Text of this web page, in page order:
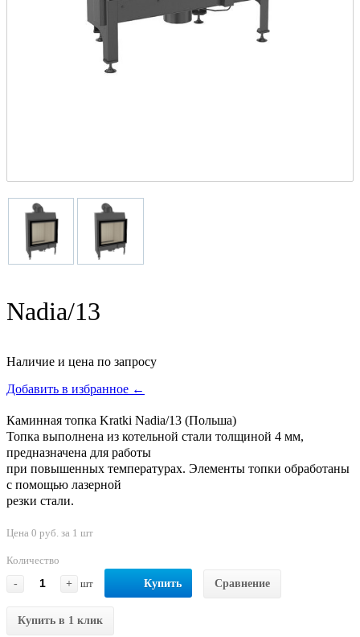
Nadia/13
Наличие и цена по запросу
Добавить в избранное ←
Каминная топка Kratki Nadia/13 (Польша)
Топка выполнена из котельной стали толщиной 4 мм,
предназначена для работы
при повышенных температурах. Элементы топки обработаны
с помощью лазерной
резки стали.
Цена 0 руб. за 1 шт
Количество
-
+ шт Купить Сравнение
Купить в 1 клик